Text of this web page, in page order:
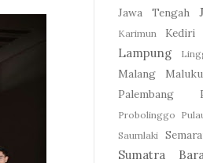
Jawa Tengah
Karimun Kediri
Lampung
Malang Maluku
Palembang
Probolinggo
Saumlaki
Sumatra